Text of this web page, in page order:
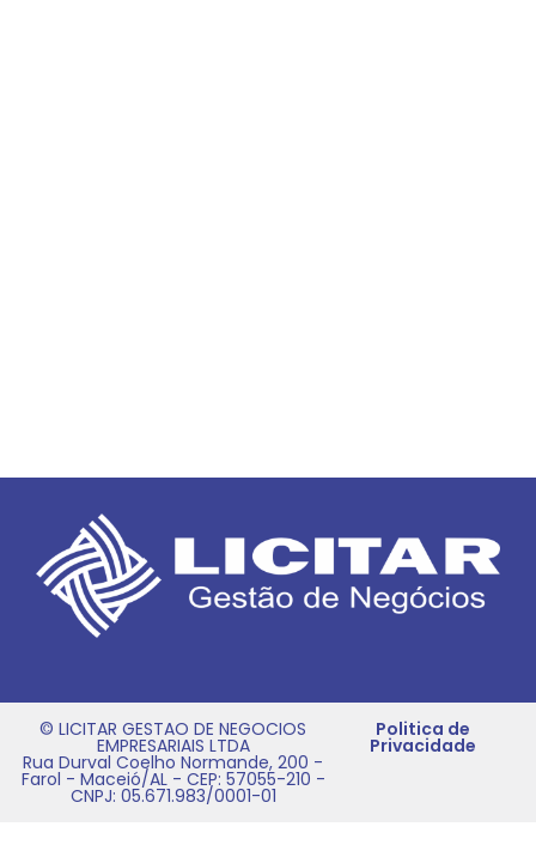
© LICITAR GESTAO DE NEGOCIOS
EMPRESARIAIS LTDA
Rua Durval Coelho Normande, 200 -
Farol - Maceió/AL - CEP: 57055-210 -
CNPJ: 05.671.983/0001-01
Politica de
Privacidade